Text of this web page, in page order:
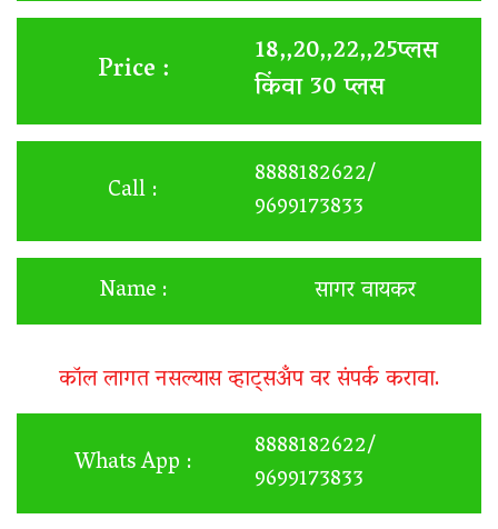
Price : 18,,20,,22,,25प्लस
किंवा 30 प्लस
Call : 8888182622/
9699173833
Name :
सागर वायकर
कॉल लागत नसल्यास व्हाट्सअँप वर संपर्क करावा.
Whats App :
8888182622/
9699173833